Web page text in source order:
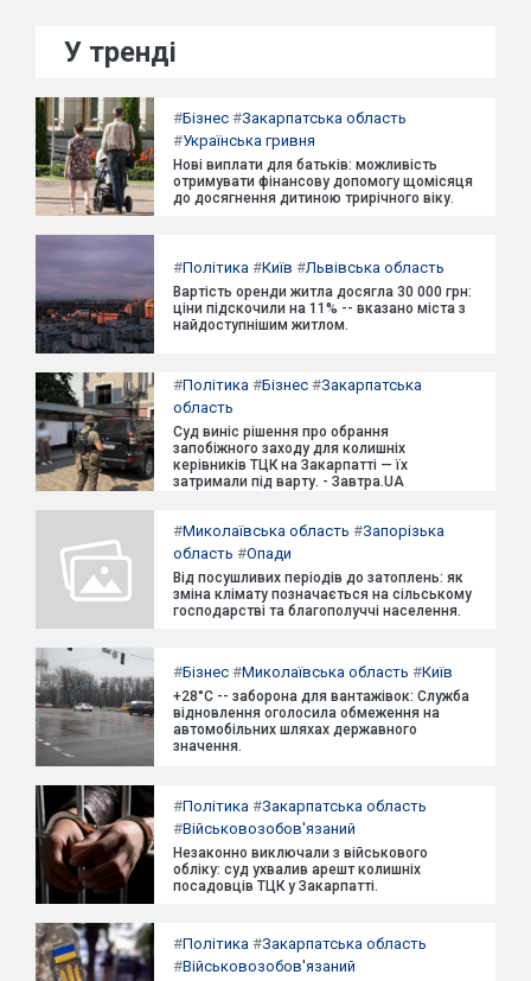
У тренді
#Бізнес #Закарпатська область
#Українська гривня
Нові виплати для батьків: можливість
отримувати фінансову допомогу щомісяця
до досягнення дитиною трирічного віку.
#Політика #Київ #Львівська область
Вартість оренди житла досягла 30 000 грн:
ціни підскочили на 11% -- вказано міста з
найдоступнішим житлом.
#Політика #Бізнес #Закарпатська
область
Суд виніс рішення про обрання
запобіжного заходу для колишніх
керівників ТЦК на Закарпатті — їх
затримали під варту. - Завтра.UA
#Миколаївська область #Запорізька
область #Опади
Від посушливих періодів до затоплень: як
зміна клімату позначається на сільському
господарстві та благополуччі населення.
#Бізнес #Миколаївська область #Київ
+28°C -- заборона для вантажівок: Служба
відновлення оголосила обмеження на
автомобільних шляхах державного
значення.
#Політика #Закарпатська область
#Військовозобов'язаний
Незаконно виключали з військового
обліку: суд ухвалив арешт колишніх
посадовців ТЦК у Закарпатті.
#Політика #Закарпатська область
#Військовозобов'язаний